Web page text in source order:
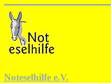
Zum
Inhalt
springen
Noteselhilfe e.V.